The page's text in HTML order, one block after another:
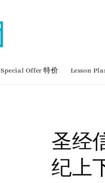
Special Offer 特价 Lesson
圣经
纪上